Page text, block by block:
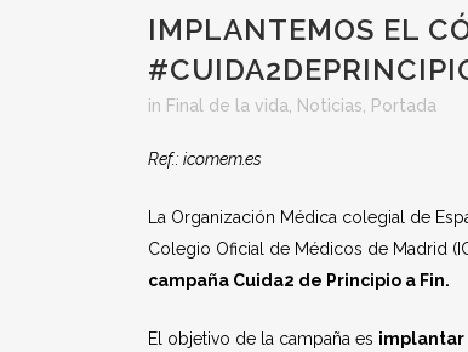
IMPLANTEMOS EL
in Final de la vida Noticias Portada
Ref.: icomem.es
La Organización Médica colegial de
Colegio Oficial de Médicos de Madrid
campaña Cuida2 de Principio a Fin.
El objetivo de la campaña es implantar